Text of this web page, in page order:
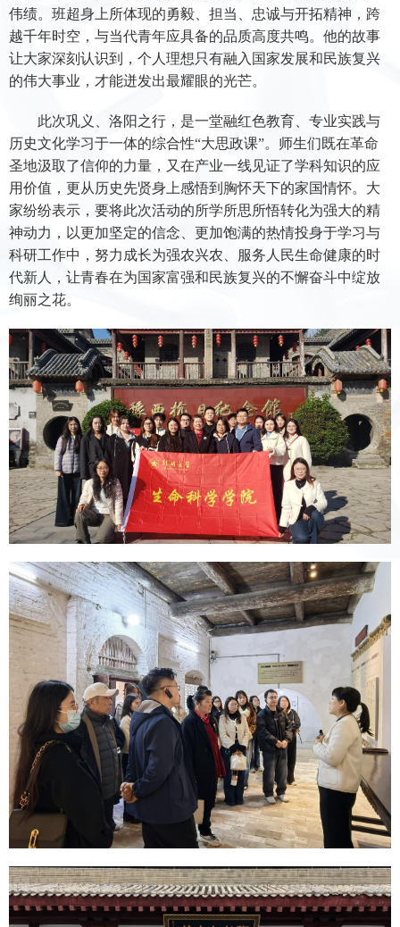
伟绩。班超身上所体现的勇毅、担当、忠诚与开拓精神，跨
越千年时空，与当代青年应具备的品质高度共鸣。他的故事
让大家深刻认识到，个人理想只有融入国家发展和民族复兴
的伟大事业，才能迸发出最耀眼的光芒。
此次巩义、洛阳之行，是一堂融红色教育、专业实践与
历史文化学习于一体的综合性“大思政课”。师生们既在革命
圣地汲取了信仰的力量，又在产业一线见证了学科知识的应
用价值，更从历史先贤身上感悟到胸怀天下的家国情怀。大
家纷纷表示，要将此次活动的所学所思所悟转化为强大的精
神动力，以更加坚定的信念、更加饱满的热情投身于学习与
科研工作中，努力成长为强农兴农、服务人民生命健康的时
代新人，让青春在为国家富强和民族复兴的不懈奋斗中绽放
绚丽之花。